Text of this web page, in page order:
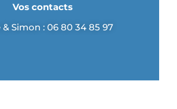
Vos contacts
& Simon : 06 80 34 85 97